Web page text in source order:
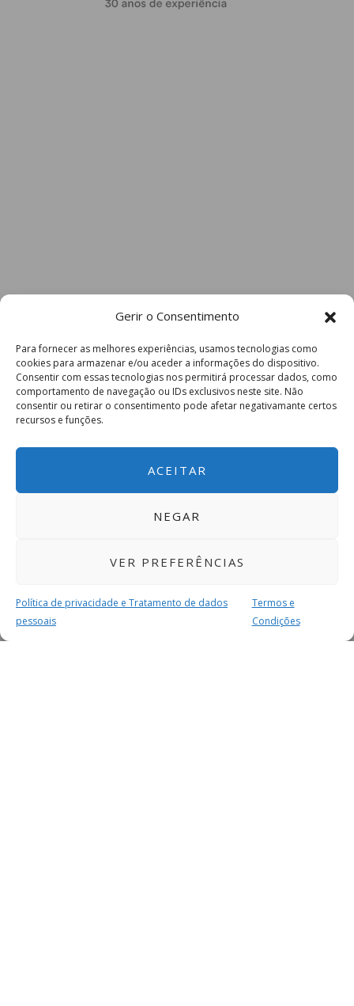
Gerir o Consentimento
Para fornecer as melhores experiências, usamos tecnologias como
cookies para armazenar e/ou aceder a informações do dispositivo.
Consentir com essas tecnologias nos permitirá processar dados, como
comportamento de navegação ou IDs exclusivos neste site. Não
consentir ou retirar o consentimento pode afetar negativamante certos
recursos e funções.
ACEITAR
NEGAR
VER PREFERÊNCIAS
Política de privacidade e Tratamento de dados
pessoais
Termos e
Condições